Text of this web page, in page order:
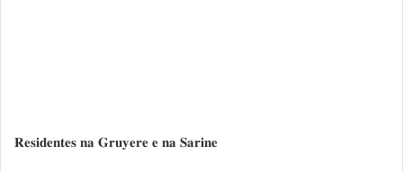
𝐑𝐞𝐬𝐢𝐝𝐞𝐧𝐭𝐞𝐬 𝐧𝐚 𝐆𝐫𝐮𝐲𝐞𝐫𝐞 𝐞 𝐧𝐚 𝐒𝐚𝐫𝐢𝐧𝐞